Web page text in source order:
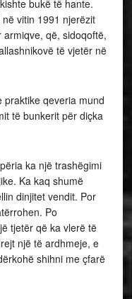
bukë të hante.
vitin 1991 njerëzit
që, sidoqoftë,
të vjetër në
praktike qeveria mund
të bunkerit për diçka
ka një trashëgimi
Ka kaq shumë
dinjitet vendit. Por
Po
tjetër që ka vlerë të
një të ardhmeje, e
shihni me çfarë